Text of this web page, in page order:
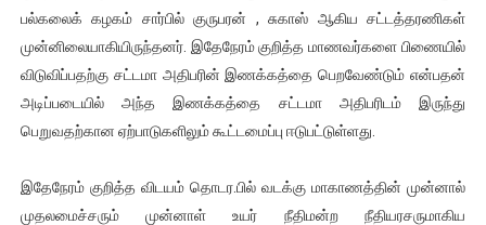
பல்கலைக் கழகம் சார்பில் குருபரன் , சுகாஸ் ஆகிய சட்டத்தரணிகள்
முன்னிலையாகியிருந்தனர். இதேநேரம் குறித்த மாணவர்களை பிணையில்
விடுவிப்பதற்கு சட்டமா அதிபரின் இணக்கத்தை பெறவேண்டும் என்பதன்
அடிப்படையில் அந்த இணக்கத்தை சட்டமா அதிபரிடம் இருந்து
பெறுவதற்கான ஏற்பாடுகளிலும் கூட்டமைப்பு ஈடுபட்டுள்ளது.
இதேநேரம் குறித்த விடயம் தொடர.பில் வடக்கு மாகாணத்தின் முன்னால்
முதலமைச்சரும் முன்னாள் உயர் நீதிமன்ற நீதியரசருமாகிய